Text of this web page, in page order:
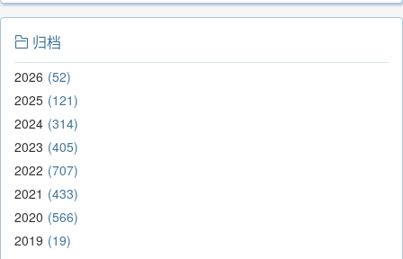
归档
2026 52
2025 121
2024 314
2023 405
2022 707
2021
433
2020 566
2019 19